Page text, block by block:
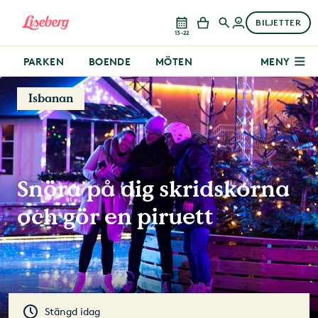
13–22
BILJETTER
PARKEN BOENDE MÖTEN MENY
Isbanan
Snöra på dig skridskorna
och gör en piruett
Stängd idag